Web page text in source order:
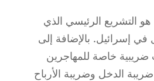
التشريع الرئيسي الذي
إسرائيل. بالإضافة إلى
ضريبية خاصة للمهاجرين
ضريبة الدخل وضريبة الأرباح